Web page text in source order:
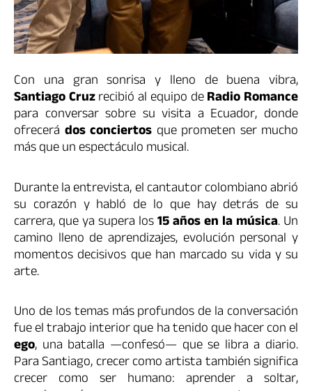
Con una gran sonrisa y lleno de buena vibra,
Santiago Cruzrecibió al equipo deRadio Romance
para conversar sobre su visita a Ecuador, donde
ofrecerá dos conciertos que prometen ser mucho
más que un espectáculo musical.
Durante la entrevista, el cantautor colombiano abrió
su corazón y habló de lo que hay detrás de su
carrera, que ya supera los15 años en la música. Un
camino lleno de aprendizajes, evolución personal y
momentos decisivos que han marcado su vida y su
arte.
Uno de los temas más profundos de la conversación
fue el trabajo interior que ha tenido que hacer con el
ego, una batalla —confesó— que se libra a diario.
Para Santiago, crecer como artista también significa
crecer como ser humano: aprender a soltar,